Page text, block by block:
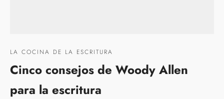
LA COCINA DE LA ESCRITURA
Cinco consejos de Woody Allen
para la escritura